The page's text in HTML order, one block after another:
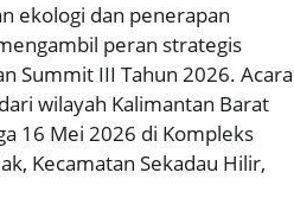
ekologi dan penerapan
peran strategis
Summit III Tahun 2026. Acara
wilayah Kalimantan Barat
16 Mei 2026 di Kompleks
Kecamatan Sekadau Hilir,